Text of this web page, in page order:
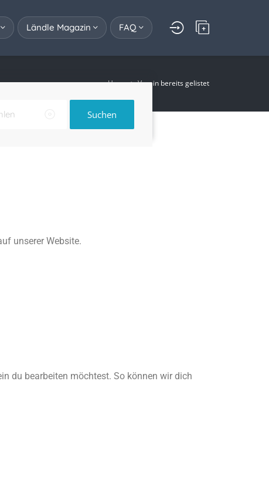
Ländle Magazin FAQ
Home Verein bereits gelistet
Suchen
unserer Website.
du bearbeiten möchtest. So können wir dich